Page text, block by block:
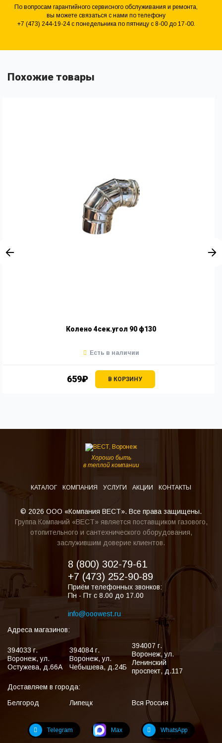
По вопросам гарантийного сервисного обслуживания и ремонта,
вы можете связаться с нами по телефону
+7 (473) 244-19-24 с понедельника по пятницу с 8-00 до 17-00.
Похожие товары
Колено 4сек.угол 90 ф130
659₽ В КОРЗИНУ
Есть в наличии
Хорошо быть
в теплой компании
КАТАЛОГ КОМПАНИЯ УСЛУГИ АКЦИИ КОНТАКТЫ
© 2026 ООО «Компания ВЕСТ». Все права защищены.
Группа Компаний «ВЕСТ» является поставщиком газового,
отопительного и сантехнического оборудования,
заслужившим доверие клиентов.
8 (800) 302-79-61
+7 (473) 252-90-89
Приём телефонных звонков:
Пн - Пт с 8.00 до 17.00
info@ooowest.ru
Адреса магазинов:
394033 г.
Воронеж,ул.
Остужева, д.66А
394084 г.
Воронеж,ул.
Чебышева, д.24Б
394007 г.
Воронеж,ул.
Ленинский
проспект, д.117
Доставляем в города:
Белгород
Липецк Вся Россия
Telegram Max WhatsApp